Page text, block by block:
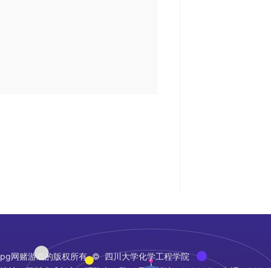
pg网赌游戏的版权所有 © 四川大学化学工程学院